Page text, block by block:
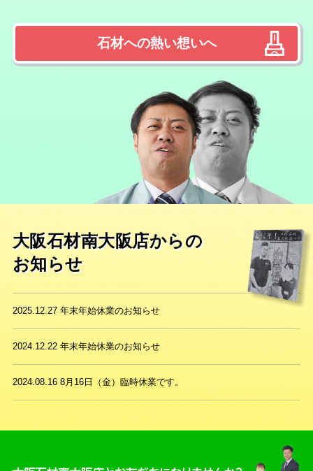
石材への熱い想いへ
大阪石材南大阪店からの
お知らせ
2025.12.27 年末年始休業のお知らせ
2024.12.22 年末年始休業のお知らせ
2024.08.16 8月16日（金）臨時休業です。